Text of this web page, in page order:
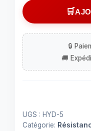
Haut-
parleur
de
haute
fréquence
8
Watts
UGS : HYD-5
Catégorie: